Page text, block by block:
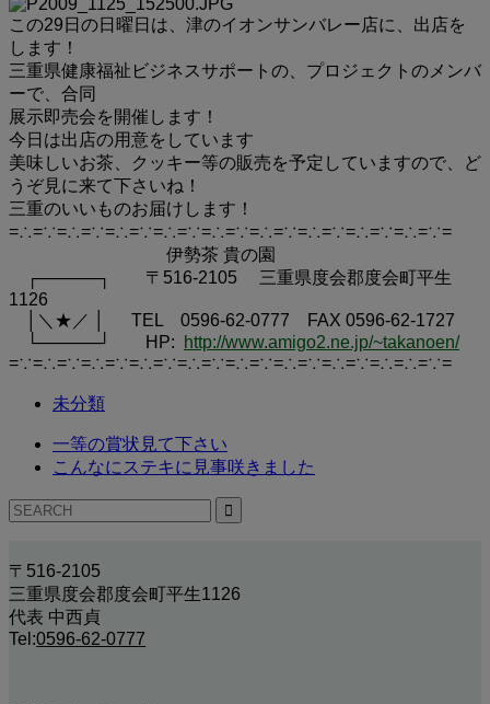
この29日の日曜日は、津のイオンサンバレー店に、出店を
します！
三重県健康福祉ビジネスサポートの、プロジェクトのメンバ
ーで、合同
展示即売会を開催します！
今日は出店の用意をしています
美味しいお茶、クッキー等の販売を予定していますので、ど
うぞ見に来て下さいね！
三重のいいものお届けします！
=∴=∵=∴=∵=∴=∵=∴=∵=∴=∵=∴=∵=∴=∵=∴=∵=∴=∵=
伊勢茶 貴の園
┌─────┐ 〒516-2105 三重県度会郡度会町平生
1126
│＼★／ │ TEL 0596-62-0777 FAX 0596-62-1727
└─────┘ HP:
http://www.amigo2.ne.jp/~takanoen/
=∵=∴=∵=∴=∵=∴=∵=∴=∵=∴=∵=∴=∵=∴=∵=∴=∴=∵=
未分類
一等の賞状見て下さい
こんなにステキに見事咲きました
〒516-2105
三重県度会郡度会町平生1126
代表 中西貞
Tel:0596-62-0777